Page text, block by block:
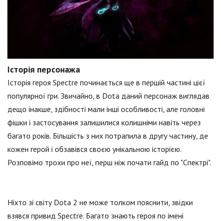
Історія персонажа
Історія героя Spectre починається ще в першій частині цієї
популярної гри. Звичайно, в Dota даний персонаж виглядав
дещо інакше, здібності мали інші особливості, але головні
фішки і застосування залишилися колишніми навіть через
багато років. Більшість з них потрапила в другу частину, де
кожен герой і обзавівся своєю унікальною історією.
Розповімо трохи про неї, перш ніж почати гайд по "Спектрі".
Ніхто зі світу Dota 2 не може толком пояснити, звідки
взявся привид Spectre. Багато знають героя по імені